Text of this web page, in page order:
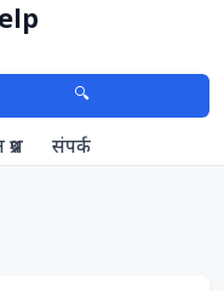
🔍
संपर्क